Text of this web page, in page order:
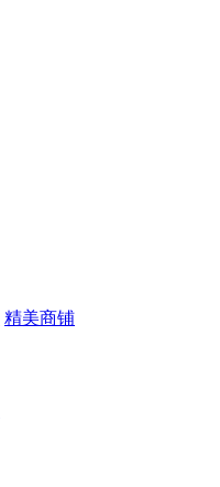
精美商铺